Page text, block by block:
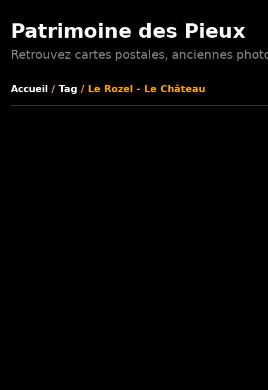
Patrimoine des Pieux
Retrouvez cartes postales, anciennes
Accueil/ Tag/ Le Rozel - Le Château